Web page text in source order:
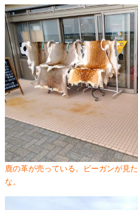
鹿の革が売っている。ビーガンが見
な。